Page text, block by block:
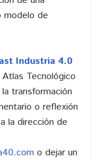
modelo de
Industria 4.0
Tecnológico
transformación
o reflexión
la dirección de
o dejar un